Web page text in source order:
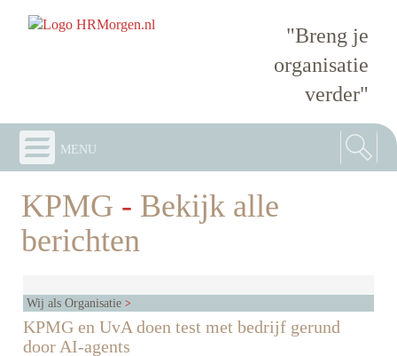
"Breng je
organisatie
verder"
menu
KPMG - Bekijk alle
berichten
Wij als Organisatie
KPMG en UvA doen test met bedrijf gerund
door AI-agents